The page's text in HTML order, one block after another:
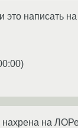
это написать на
)
на